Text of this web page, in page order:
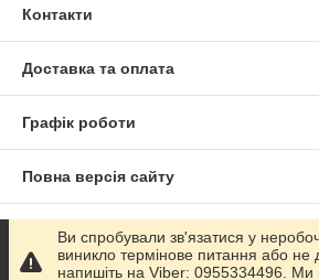
Контакти
Доставка та оплата
Графік роботи
Повна версія сайту
Сайт створено на маркетплейсі
Ви спробували зв'язатися у
виникло термінове питання або не
напишіть на Viber: 0955334496. Ми